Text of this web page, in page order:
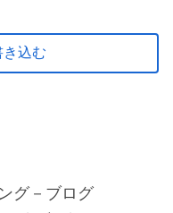
き込む
グ－ブログ